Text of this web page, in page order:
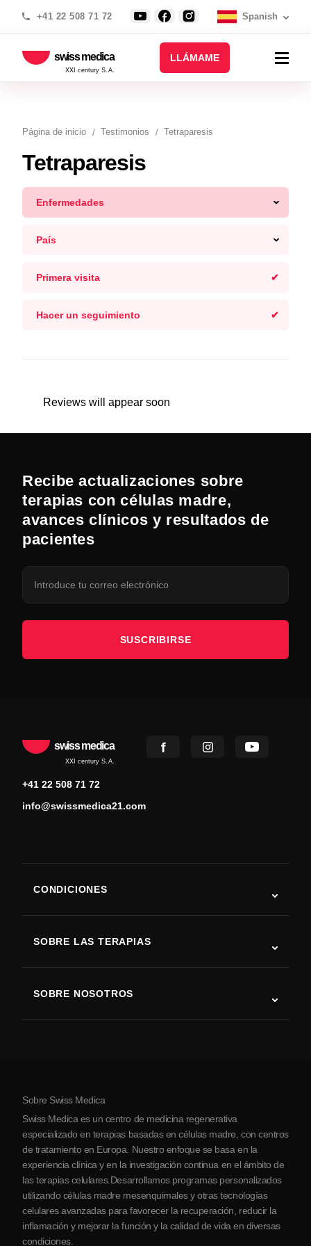
+41 22 508 71 72 Spanish
swiss medica
XXI century S.A.
LLÁMAME
Página de inicio Testimonios Tetraparesis
Tetraparesis
Enfermedades
País
Primera visita
Hacer un seguimiento
Reviews will appear soon
Recibe actualizaciones sobre
terapias con células madre,
avances clínicos y resultados de
pacientes
SUSCRIBIRSE
swiss medica
XXI century S.A.
+41 22 508 71 72
info@swissmedica21.com
CONDICIONES
Enfermedad de Parkinson
Artritis
SOBRE LAS TERAPIAS
SOBRE NOSOTROS
Sobre Serbia
Colaboraciones
Sobre Swiss Medica
Swiss Medica es un centro de medicina regenerativa
especializado en terapias basadas en células madre, con centros
de tratamiento en Europa. Nuestro enfoque se basa en la
experiencia clínica y en la investigación continua en el ámbito de
las terapias celulares.Desarrollamos programas personalizados
utilizando células madre mesenquimales y otras tecnologías
celulares avanzadas para favorecer la recuperación, reducir la
inflamación y mejorar la función y la calidad de vida en diversas
condiciones.